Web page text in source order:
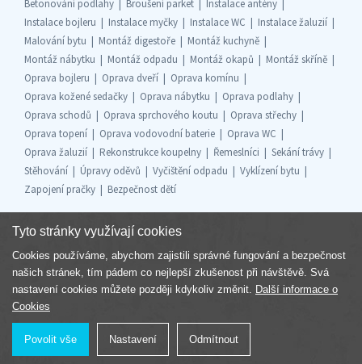
Betonování podlahy
Broušení parket
Instalace antény
Instalace bojleru
Instalace myčky Instalace WC
Instalace žaluzií
Malování bytu
Montáž digestoře
Montáž kuchyně
Montáž nábytku
Montáž odpadu Montáž okapů
Montáž skříně
Oprava bojleru
Oprava dveří
Oprava komínu
Oprava kožené sedačky
Oprava nábytku
Oprava podlahy
Oprava schodů
Oprava sprchového koutu
Oprava střechy
Oprava topení
Oprava vodovodní baterie
Oprava WC
Oprava žaluzií
Rekonstrukce koupelny Řemeslníci
Sekání trávy
Stěhování
Úpravy oděvů Vyčištění odpadu
Vyklízení bytu
Zapojení pračky
Bezpečnost dětí
Součást skupiny
Tyto stránky využívají cookies
Cookies používáme, abychom zajistili správné fungování a bezpečnost
našich stránek, tím pádem co nejlepší zkušenost při návštěvě. Svá
nastavení cookies můžete později kdykoliv změnit. Další informace o
Cookies
Povolit vše Nastavení Odmítnout